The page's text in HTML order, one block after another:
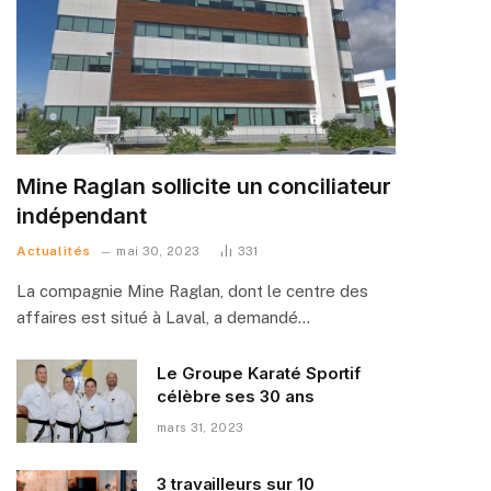
Mine Raglan sollicite un conciliateur
indépendant
Actualités mai 30, 2023 331
La compagnie Mine Raglan, dont le centre des
affaires est situé à Laval, a demandé…
Le Groupe Karaté Sportif
célèbre ses 30 ans
mars 31, 2023
3 travailleurs sur 10